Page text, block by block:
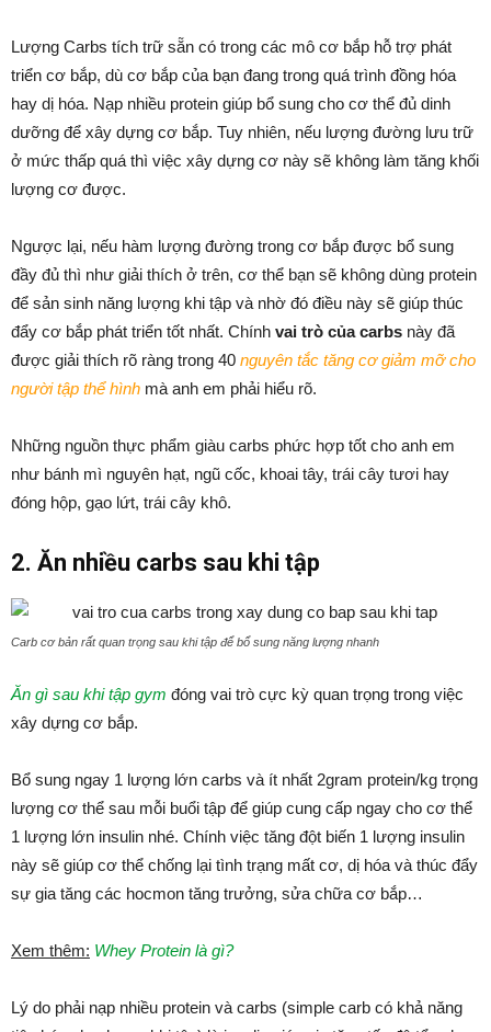
Lượng Carbs tích trữ sẵn có trong các mô cơ bắp hỗ trợ phát
triển cơ bắp, dù cơ bắp của bạn đang trong quá trình đồng hóa
hay dị hóa. Nạp nhiều protein giúp bổ sung cho cơ thể đủ dinh
dưỡng để xây dựng cơ bắp. Tuy nhiên, nếu lượng đường lưu trữ
ở mức thấp quá thì việc xây dựng cơ này sẽ không làm tăng khối
lượng cơ được.
Ngược lại, nếu hàm lượng đường trong cơ bắp được bổ sung
đầy đủ thì như giải thích ở trên, cơ thể bạn sẽ không dùng protein
để sản sinh năng lượng khi tập và nhờ đó điều này sẽ giúp thúc
đẩy cơ bắp phát triển tốt nhất. Chính vai trò của carbs này đã
được giải thích rõ ràng trong 40 nguyên tắc tăng cơ giảm mỡ cho
người tập thể hình mà anh em phải hiểu rõ.
Những nguồn thực phẩm giàu carbs phức hợp tốt cho anh em
như bánh mì nguyên hạt, ngũ cốc, khoai tây, trái cây tươi hay
đóng hộp, gạo lứt, trái cây khô.
2. Ăn nhiều carbs sau khi tập
Carb cơ bản rất quan trọng sau khi tập để bổ sung năng lượng nhanh
Ăn gì sau khi tập gym đóng vai trò cực kỳ quan trọng trong việc
xây dựng cơ bắp.
Bổ sung ngay 1 lượng lớn carbs và ít nhất 2gram protein/kg trọng
lượng cơ thể sau mỗi buổi tập để giúp cung cấp ngay cho cơ thể
1 lượng lớn insulin nhé. Chính việc tăng đột biến 1 lượng insulin
này sẽ giúp cơ thể chống lại tình trạng mất cơ, dị hóa và thúc đẩy
sự gia tăng các hocmon tăng trưởng, sửa chữa cơ bắp…
Xem thêm: Whey Protein là gì?
Lý do phải nạp nhiều protein và carbs (simple carb có khả năng